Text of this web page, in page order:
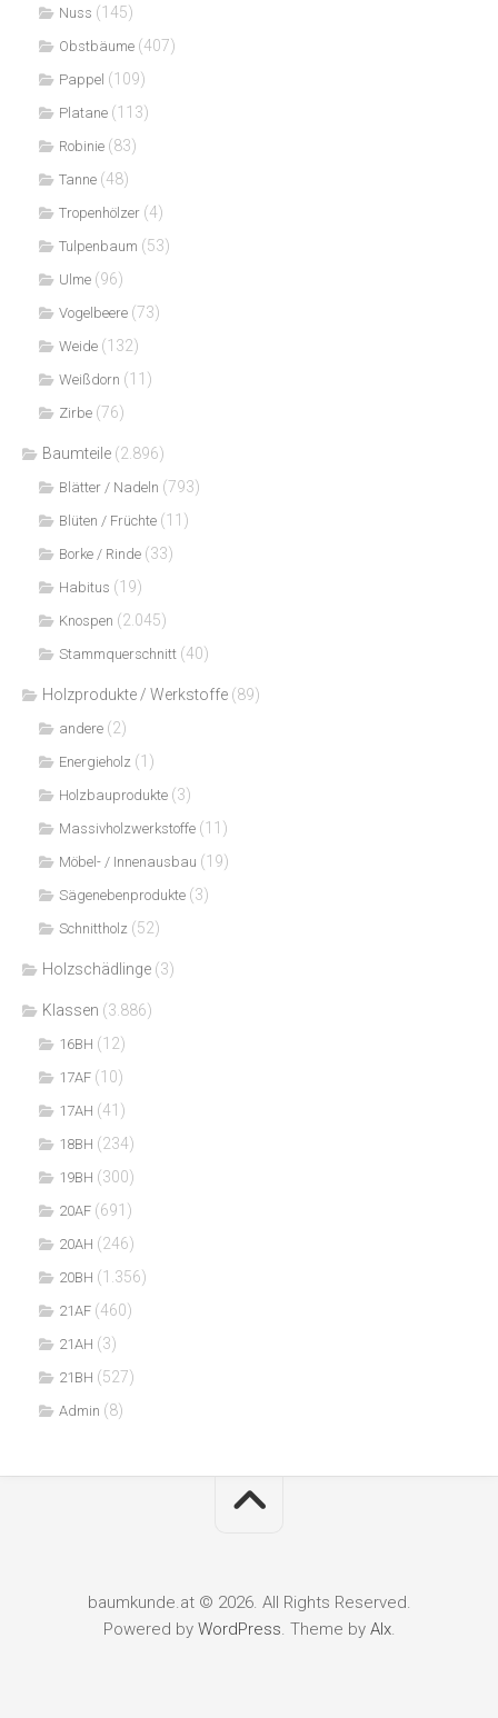
Nuss (145)
Obstbäume (407)
Pappel (109)
Platane (113)
Robinie (83)
Tanne (48)
Tropenhölzer (4)
Tulpenbaum (53)
Ulme (96)
Vogelbeere (73)
Weide (132)
Weißdorn (11)
Zirbe (76)
Baumteile (2.896)
Blätter / Nadeln (793)
Blüten / Früchte (11)
Borke / Rinde (33)
Habitus (19)
Knospen (2.045)
Stammquerschnitt (40)
Holzprodukte / Werkstoffe (89)
andere (2)
Energieholz (1)
Holzbauprodukte (3)
Massivholzwerkstoffe (11)
Möbel- / Innenausbau (19)
Sägenebenprodukte (3)
Schnittholz (52)
Holzschädlinge (3)
Klassen (3.886)
16BH (12)
17AF (10)
17AH (41)
18BH (234)
19BH (300)
20AF (691)
20AH (246)
20BH (1.356)
21AF (460)
21AH (3)
21BH (527)
Admin (8)
baumkunde.at © 2026. All Rights Reserved.
Powered by WordPress. Theme by Alx.